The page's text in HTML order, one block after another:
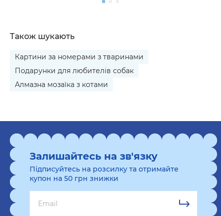
Також шукають
Картини за номерами з тваринами
Подарунки для любителів собак
Алмазна мозаїка з котами
Залишайтесь на зв'язку
Підписуйтесь на розсилку та отримайте
купон на 50 грн знижки